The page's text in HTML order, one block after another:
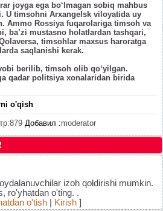
joyga ega bo‘lmagan sobiq mahbus
U timsohni Arxangelsk viloyatida uy
Ammo Rossiya fuqarolariga timsoh va
ba’zi mustasno holatlardan tashqari,
timsohlar maxsus haroratga
saqlanishi kerak.
berilib, timsoh olib qo‘yilgan.
qadar politsiya xonalaridan birida
o'qish
Добавил :moderator
izoh qoldirishi mumkin.
ro'yhatdan o'ting. .
o'tish| Kirish]